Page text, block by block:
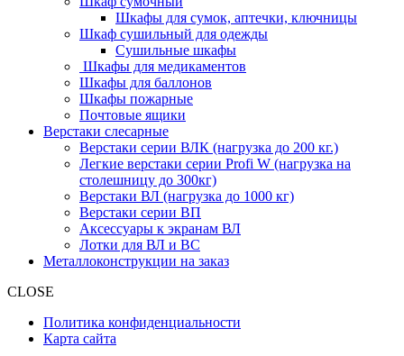
Шкафы для сумок, аптечки, ключницы
Шкаф сушильный для одежды
Сушильные шкафы
Шкафы для медикаментов
Шкафы для баллонов
Шкафы пожарные
Почтовые ящики
Верстаки слесарные
Верстаки серии ВЛК (нагрузка до 200 кг.)
Легкие верстаки серии Profi W (нагрузка на
столешницу до 300кг)
Верстаки ВЛ (нагрузка до 1000 кг)
Верстаки серии ВП
Аксессуары к экранам ВЛ
Лотки для ВЛ и ВС
Металлоконструкции на заказ
CLOSE
Политика конфиденциальности
Карта сайта